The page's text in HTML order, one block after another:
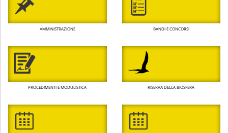
AMMINISTRAZIONE BANDI E CONCORSI
PROCEDIMENTI E MODULISTICA RISERVA DELLA BIOSFERA